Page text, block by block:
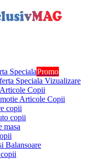
SpecialaPromo
Speciala Vizualizare
Copii
Articole Copii
copii
copii
masa
Balansoare